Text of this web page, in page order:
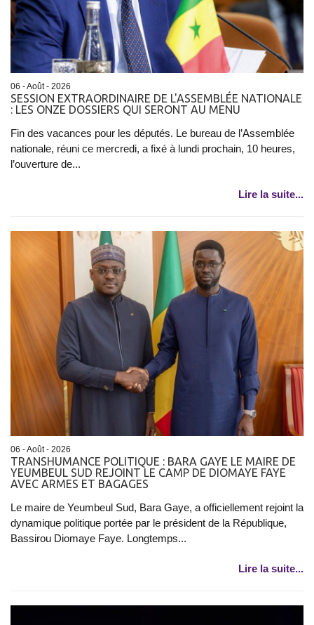
06 - Août - 2026
SESSION EXTRAORDINAIRE DE L'ASSEMBLÉE NATIONALE
: LES ONZE DOSSIERS QUI SERONT AU MENU
Fin des vacances pour les députés. Le bureau de l’Assemblée
nationale, réuni ce mercredi, a fixé à lundi prochain, 10 heures,
l’ouverture de...
Lire la suite...
06 - Août - 2026
TRANSHUMANCE POLITIQUE : BARA GAYE LE MAIRE DE
YEUMBEUL SUD REJOINT LE CAMP DE DIOMAYE FAYE
AVEC ARMES ET BAGAGES
Le maire de Yeumbeul Sud, Bara Gaye, a officiellement rejoint la
dynamique politique portée par le président de la République,
Bassirou Diomaye Faye. Longtemps...
Lire la suite...